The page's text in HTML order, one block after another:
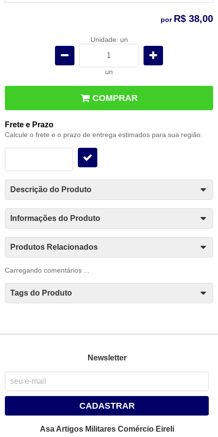
por R$ 38,00
Unidade: un
un
COMPRAR
Frete e Prazo
Calcule o frete e o prazo de entrega estimados para sua região:
Descrição do Produto
Informações do Produto
Produtos Relacionados
Carregando comentários ...
Tags do Produto
Newsletter
CADASTRAR
Asa Artigos Militares Comércio Eireli